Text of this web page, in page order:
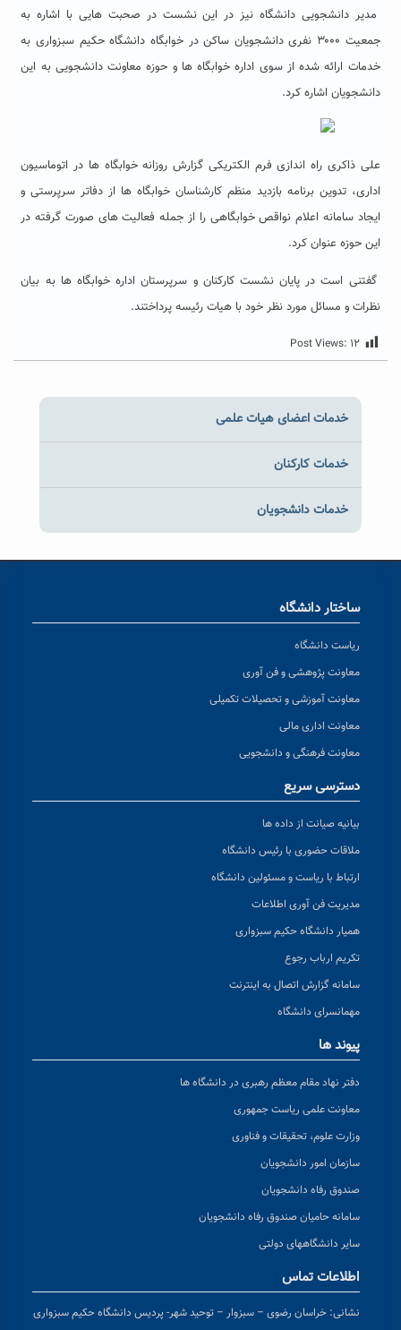
مدیر دانشجویی دانشگاه نیز در این نشست در صحبت هایی با اشاره به
جمعیت ۳۰۰۰ نفری دانشجویان ساکن در خوابگاه دانشگاه حکیم سبزواری به
خدمات ارائه شده از سوی اداره خوابگاه ها و حوزه معاونت دانشجویی به این
دانشجویان اشاره کرد.
علی ذاکری راه اندازی فرم الکتریکی گزارش روزانه خوابگاه ها در اتوماسیون
اداری، تدوین برنامه بازدید منظم کارشناسان خوابگاه ها از دفاتر سرپرستی و
ایجاد سامانه اعلام نواقص خوابگاهی را از جمله فعالیت های صورت گرفته در
این حوزه عنوان کرد.
گفتنی است در پایان نشست کارکنان و سرپرستان اداره خوابگاه ها به بیان
نظرات و مسائل مورد نظر خود با هیات رئیسه پرداختند.
Post Views: ۱۲
خدمات اعضای هیات علمی
خدمات کارکنان
خدمات دانشجویان
ساختار دانشگاه
ریاست دانشگاه
معاونت پژوهشی و فن آوری
معاونت آموزشی و تحصیلات تکمیلی
معاونت اداری مالی
معاونت فرهنگی و دانشجویی
دسترسی سریع
بیانیه صیانت از داده ها
ملاقات حضوری با رئیس دانشگاه
ارتباط با ریاست و مسئولین دانشگاه
مدیریت فن آوری اطلاعات
همیار دانشگاه حکیم سبزواری
تکریم ارباب رجوع
سامانه گزارش اتصال به اینترنت
مهمانسرای دانشگاه
پیوند ها
دفتر نهاد مقام معظم رهبری در دانشگاه ها
معاونت علمی ریاست جمهوری
وزارت علوم، تحقیقات و فناوری
سازمان امور دانشجویان
صندوق رفاه دانشجویان
سامانه حامیان صندوق رفاه دانشجویان
سایر دانشگاههای دولتی
اطلاعات تماس
نشانی: خراسان رضوی – سبزوار – توحید شهر- پردیس دانشگاه حکیم سبزواری